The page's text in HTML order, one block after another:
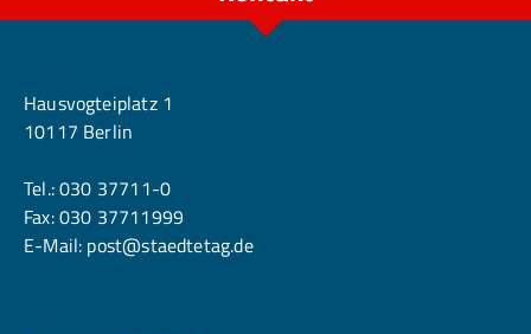
Hausvogteiplatz 1
10117 Berlin
Tel.:030 37711-0
Fax: 030 37711999
E-Mail: post@staedtetag.de